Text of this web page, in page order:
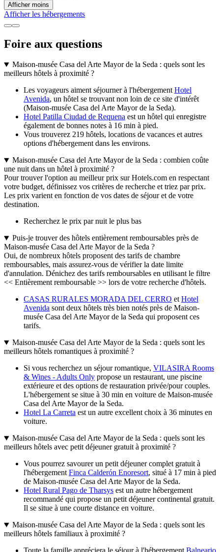
Afficher moins
Afficher les hébergements
Foire aux questions
Maison-musée Casa del Arte Mayor de la Seda : quels sont les
meilleurs hôtels à proximité ?
Les voyageurs aiment séjourner à l'hébergementHotel
Avenida, un hôtel se trouvant non loin de ce site d'intérêt
(Maison-musée Casa del Arte Mayor de la Seda).
Hotel Patilla Ciudad de Requena est un hôtel qui enregistre
également de bonnes notes à 16 min à pied.
Vous trouverez 219 hôtels, locations de vacances et autres
options d'hébergement dans les environs.
Maison-musée Casa del Arte Mayor de la Seda : combien coûte
une nuit dans un hôtel à proximité ?
Pour trouver l'option au meilleur prix sur Hotels.com en respectant
votre budget, définissez vos critères de recherche et triez par prix.
Les prix varient en fonction de vos dates de séjour et de votre
destination.
Recherchez le prix par nuit le plus bas
Puis-je trouver des hôtels entièrement remboursables près de
Maison-musée Casa del Arte Mayor de la Seda ?
Oui, de nombreux hôtels proposent des tarifs de chambre
remboursables, mais assurez-vous de vérifier la date limite
d'annulation. Dénichez des tarifs remboursables en utilisant le filtre
<< Entièrement remboursable >> lors de votre recherche d'hôtels.
CASAS RURALES MORADA DEL CERRO etHotel
Avenida sont deux hôtels très bien notés près de Maison-
musée Casa del Arte Mayor de la Seda qui proposent ces
tarifs.
Maison-musée Casa del Arte Mayor de la Seda : quels sont les
meilleurs hôtels romantiques à proximité ?
Si vous recherchez un séjour romantique, VILASIRA Rooms
& Wines - Adults Only propose un restaurant, une piscine
extérieure et des options de restauration privée/pour couples.
L'hébergement se situe à 30 min en voiture de Maison-musée
Casa del Arte Mayor de la Seda.
Hotel La Carreta est un autre excellent choix à 36 minutes en
voiture.
Maison-musée Casa del Arte Mayor de la Seda : quels sont les
meilleurs hôtels avec petit déjeuner gratuit à proximité ?
Vous pourrez savourer un petit déjeuner complet gratuit à
l'hébergementFinca Calderón Enoresort, situé à 17 min à pied
de Maison-musée Casa del Arte Mayor de la Seda.
Hotel Rural Pago de Tharsys est un autre hébergement
recommandé qui propose un petit déjeuner continental gratuit.
Il se situe à une courte distance en voiture.
Maison-musée Casa del Arte Mayor de la Seda : quels sont les
meilleurs hôtels familiaux à proximité ?